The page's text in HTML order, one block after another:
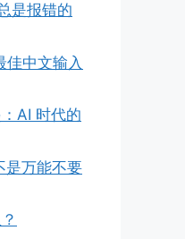
是报错的
中文输入
AI 时代的
是万能不要